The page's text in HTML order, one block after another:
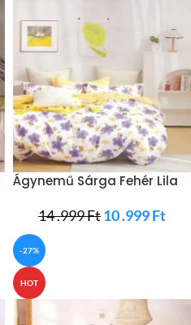
Ágynemű Sárga Fehér Lila
14 .999Ft10 .999Ft
-27%
HOT